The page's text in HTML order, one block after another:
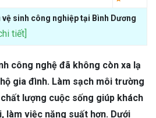
sinh công nghiệp tại Bình Dương
tiết]
công nghệ đã không còn xa lạ
gia đình. Làm sạch môi trường
lượng cuộc sống giúp khách
làm việc năng suất hơn. Dưới